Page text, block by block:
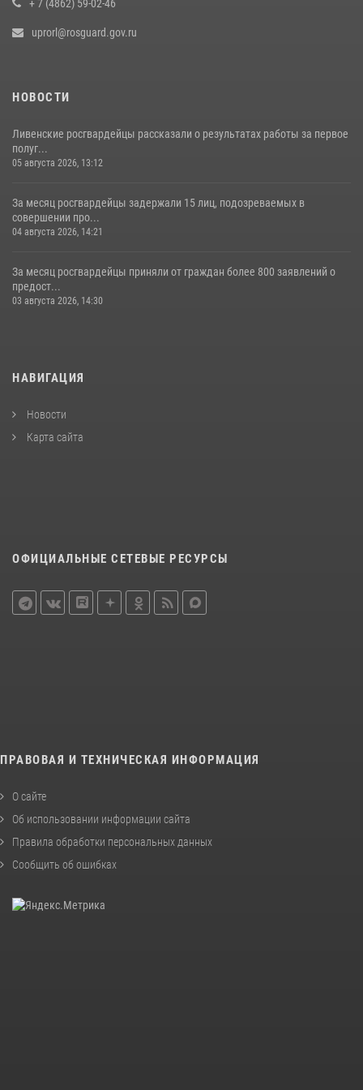
+ 7 (4862) 59-02-46
uprorl@rosguard.gov.ru
НОВОСТИ
Ливенские росгвардейцы рассказали о результатах работы за первое
полуг...
05 августа 2026, 13:12
За месяц росгвардейцы задержали 15 лиц, подозреваемых в
совершении про...
04 августа 2026, 14:21
За месяц росгвардейцы приняли от граждан более 800 заявлений о
предост...
03 августа 2026, 14:30
НАВИГАЦИЯ
Новости
Карта сайта
ОФИЦИАЛЬНЫЕ СЕТЕВЫЕ РЕСУРСЫ
ПРАВОВАЯ И ТЕХНИЧЕСКАЯ ИНФОРМАЦИЯ
О сайте
Об использовании информации сайта
Правила обработки персональных данных
Сообщить об ошибках